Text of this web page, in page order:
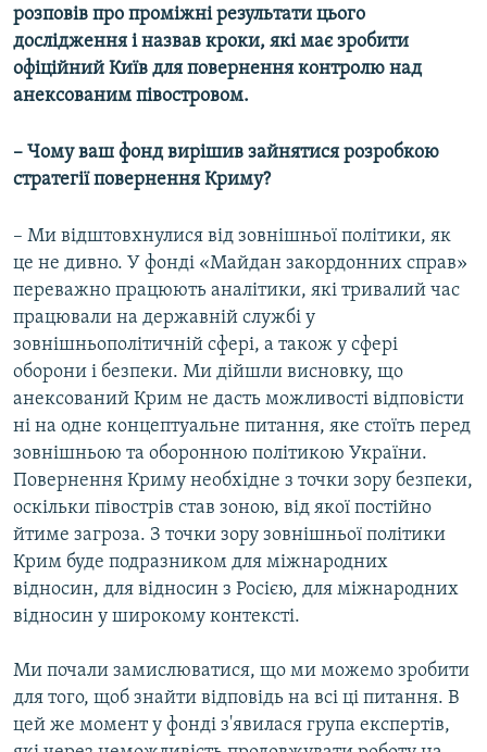
розповів про проміжні результати цього
дослідження і назвав кроки, які має зробити
офіційний Київ для повернення контролю над
анексованим півостровом.
– Чому ваш фонд вирішив зайнятися розробкою
стратегії повернення Криму?
– Ми відштовхнулися від зовнішньої політики, як
це не дивно. У фонді «Майдан закордонних справ»
переважно працюють аналітики, які тривалий час
працювали на державній службі у
зовнішньополітичній сфері, а також у сфері
оборони і безпеки. Ми дійшли висновку, що
анексований Крим не дасть можливості відповісти
ні на одне концептуальне питання, яке стоїть перед
зовнішньою та оборонною політикою України.
Повернення Криму необхідне з точки зору безпеки,
оскільки півострів став зоною, від якої постійно
йтиме загроза. З точки зору зовнішньої політики
Крим буде подразником для міжнародних
відносин, для відносин з Росією, для міжнародних
відносин у широкому контексті.
Ми почали замислюватися, що ми можемо зробити
для того, щоб знайти відповідь на всі ці питання. В
цей же момент у фонді з'явилася група експертів,